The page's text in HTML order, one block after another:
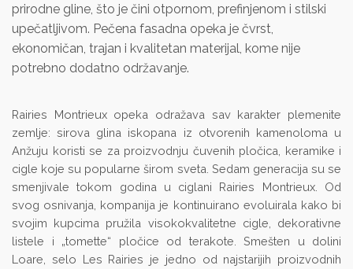
prirodne gline, što je čini otpornom, prefinjenom i stilski
upečatljivom. Pečena fasadna opeka je čvrst,
ekonomičan, trajan i kvalitetan materijal, kome nije
potrebno dodatno održavanje.
Rairies Montrieux opeka odražava sav karakter plemenite
zemlje: sirova glina iskopana iz otvorenih kamenoloma u
Anžuju koristi se za proizvodnju čuvenih pločica, keramike i
cigle koje su popularne širom sveta. Sedam generacija su se
smenjivale tokom godina u ciglani Rairies Montrieux. Od
svog osnivanja, kompanija je kontinuirano evoluirala kako bi
svojim kupcima pružila visokokvalitetne cigle, dekorativne
listele i „tomette“ pločice od terakote. Smešten u dolini
Loare, selo Les Rairies je jedno od najstarijih proizvodnih